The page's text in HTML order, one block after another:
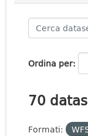
Ordina per
70
Formati: